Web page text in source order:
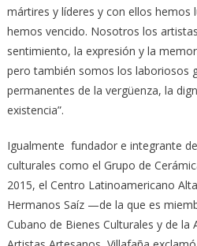
mártires y líderes y con ellos hemos
hemos vencido. Nosotros los
sentimiento, la expresión y la
pero también somos los laboriosos
permanentes de la vergüenza, la
existencia”.
Igualmente fundador e integrante
culturales como el Grupo de
2015, el Centro Latinoamericano
Hermanos Saíz —de la que es
Cubano de Bienes Culturales y de la